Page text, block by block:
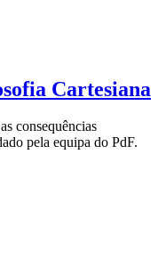
Cartesiana
consequências
pela equipa do PdF.